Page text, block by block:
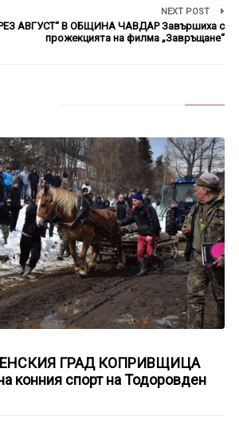
NEXT POST
АВГУСТ“ В ОБЩИНА ЧАВДАР Завършиха с
прожекцията на филма „Завръщане“
ГРАД КОПРИВЩИЦА
конния спорт на Тодоровден